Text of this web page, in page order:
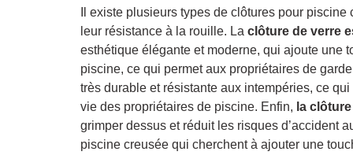
Il existe plusieurs types de clôtures pour
leur résistance à la rouille. La clôture de verre
esthétique élégante et moderne, qui ajoute une
piscine, ce qui permet aux propriétaires de
très durable et résistante aux intempéries, ce
vie des propriétaires de piscine. Enfin, la
grimper dessus et réduit les risques d’accident
piscine creusée qui cherchent à ajouter une